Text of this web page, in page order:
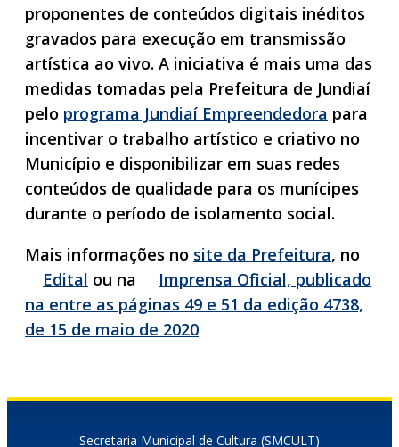
proponentes de conteúdos digitais inéditos
gravados para execução em transmissão
artística ao vivo. A iniciativa é mais uma das
medidas tomadas pela Prefeitura de Jundiaí
pelo programa Jundiaí Empreendedora para
incentivar o trabalho artístico e criativo no
Município e disponibilizar em suas redes
conteúdos de qualidade para os munícipes
durante o período de isolamento social.
Mais informações no site da Prefeitura, no
Edital ou na
Imprensa Oficial, publicado
na entre as páginas 49 e 51 da edição 4738,
de 15 de maio de 2020
Secretaria Municipal de Cultura (SMCULT)